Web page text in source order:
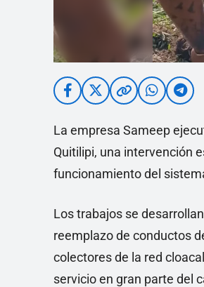
La empresa Sameep
Quitilipi, una intervención
funcionamiento del
Los trabajos se
reemplazo de conductos
colectores de la red
servicio en gran parte del